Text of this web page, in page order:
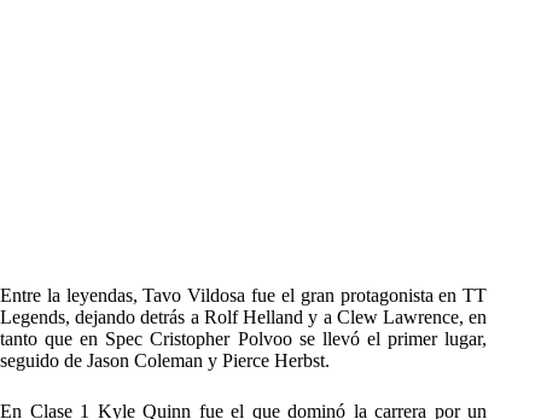
Entre la leyendas, Tavo Vildosa fue el gran protagonista en TT
Legends, dejando detrás a Rolf Helland y a Clew Lawrence, en
tanto que en Spec Cristopher Polvoo se llevó el primer lugar,
seguido de Jason Coleman y Pierce Herbst.
En Clase 1 Kyle Quinn fue el que dominó la carrera por un